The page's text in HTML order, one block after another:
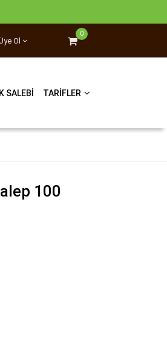
Ol
0
SALEBI TARIFLER
100